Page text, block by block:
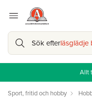
Sök efterläsglädje
Allt
Sport, fritid och hobby